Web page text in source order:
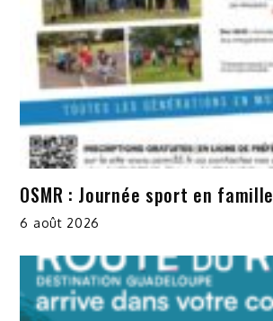
OSMR : Journée sport en famille
6 août 2026